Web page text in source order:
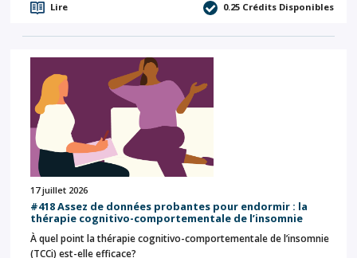
Lire 0.25 Crédits Disponibles
17 juillet 2026
#418 Assez de données probantes pour endormir : la
thérapie cognitivo-comportementale de l’insomnie
À quel point la thérapie cognitivo-comportementale de l’insomnie
(TCCi) est-elle efficace?